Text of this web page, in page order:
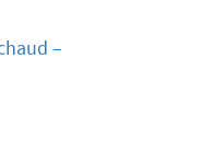
–